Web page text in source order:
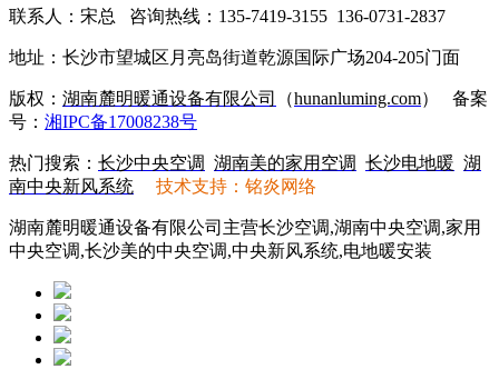
联系人：宋总 咨询热线：135-7419-3155 136-0731-2837
地址：长沙市望城区月亮岛街道乾源国际广场204-205门面
版权： 湖南麓明暖通设备有限公司 （hunanluming.com）
备案
号： 湘IPC备17008238号
热门搜索： 长沙中央空调 湖南美的家用空调 长沙电地暖 湖
南中央新风系统
技术支持：铭炎网络
湖南麓明暖通设备有限公司主营长沙空调,湖南中央空调,家用
中央空调,长沙美的中央空调,中央新风系统,电地暖安装